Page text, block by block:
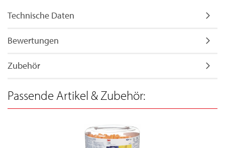
Technische Daten
Bewertungen
Zubehör
Passende Artikel & Zubehör: